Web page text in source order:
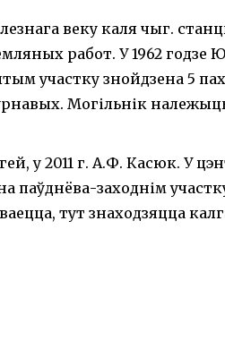
веку каля чыг.
работ. У 1962 годзе
участку знойдзена 5
Могільнік
у 2011 г. А.Ф. Касюк. У
паўднёва-заходнім
тут знаходзяцца